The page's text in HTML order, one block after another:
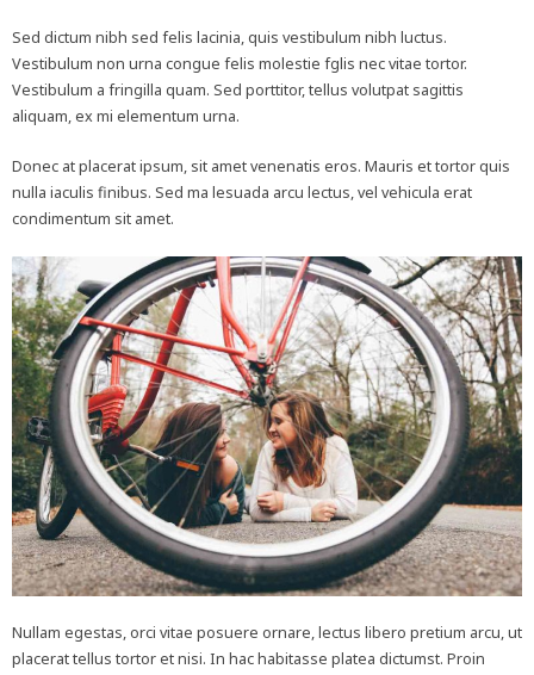
Sed dictum nibh sed felis lacinia, quis vestibulum nibh luctus.
Vestibulum non urna congue felis molestie fglis nec vitae tortor.
Vestibulum a fringilla quam. Sed porttitor, tellus volutpat sagittis
aliquam, ex mi elementum urna.
Donec at placerat ipsum, sit amet venenatis eros. Mauris et tortor quis
nulla iaculis finibus. Sed ma lesuada arcu lectus, vel vehicula erat
condimentum sit amet.
Nullam egestas, orci vitae posuere ornare, lectus libero pretium arcu, ut
placerat tellus tortor et nisi. In hac habitasse platea dictumst. Proin